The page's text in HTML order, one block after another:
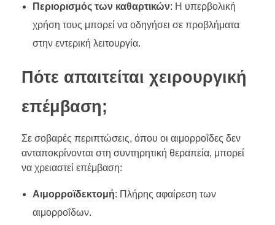
Περιορισμός των καθαρτικών: Η υπερβολική
χρήση τους μπορεί να οδηγήσει σε προβλήματα
στην εντερική λειτουργία.
Πότε απαιτείται χειρουργική
επέμβαση;
Σε σοβαρές περιπτώσεις, όπου οι αιμορροΐδες δεν
ανταποκρίνονται στη συντηρητική θεραπεία, μπορεί
να χρειαστεί επέμβαση:
Αιμορροϊδεκτομή: Πλήρης αφαίρεση των
αιμορροΐδων.